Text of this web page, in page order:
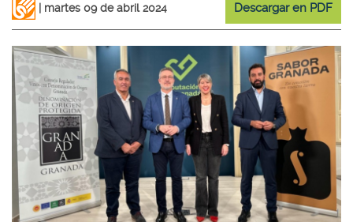
martes 09 de abril 2024 Descargar en PDF